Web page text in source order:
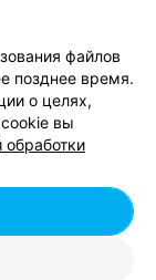
файлов
позднее время.
о целях,
вы
обработки